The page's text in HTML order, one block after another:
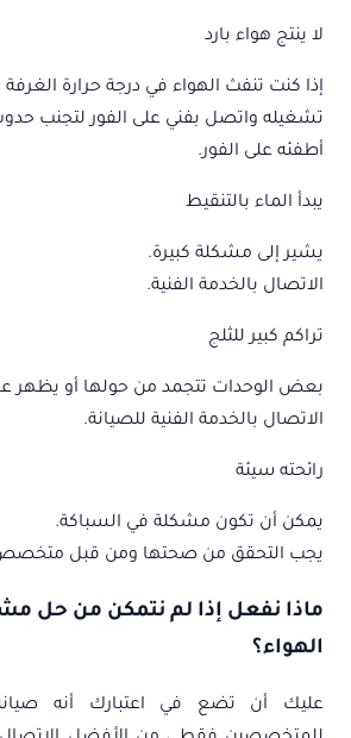
لا ينتج هواء بارد
إذا كنت تنفث الهواء في درجة حرارة
تشغيله واتصل بفني على الفور لتجنب
أطفئه على الفور.
يبدأ الماء بالتنقيط
يشير إلى مشكلة كبيرة.
الاتصال بالخدمة الفنية.
تراكم كبير للثلج
بعض الوحدات تتجمد من حولها أو يظهر
الاتصال بالخدمة الفنية للصيانة.
رائحته سيئة
يمكن أن تكون مشكلة في السباكة.
يجب التحقق من صحتها ومن قبل
ماذا نفعل إذا لم نتمكن من حل
الهواء؟
عليك أن تضع في اعتبارك أنه صيانة